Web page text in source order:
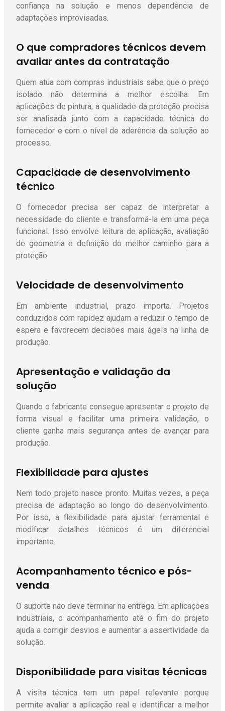
confiança na solução e menos dependência de
adaptações improvisadas.
O que compradores técnicos devem
avaliar antes da contratação
Quem atua com compras industriais sabe que o preço
isolado não determina a melhor escolha. Em
aplicações de pintura, a qualidade da proteção precisa
ser analisada junto com a capacidade técnica do
fornecedor e com o nível de aderência da solução ao
processo.
Capacidade de desenvolvimento
técnico
O fornecedor precisa ser capaz de interpretar a
necessidade do cliente e transformá-la em uma peça
funcional. Isso envolve leitura de aplicação, avaliação
de geometria e definição do melhor caminho para a
proteção.
Velocidade de desenvolvimento
Em ambiente industrial, prazo importa. Projetos
conduzidos com rapidez ajudam a reduzir o tempo de
espera e favorecem decisões mais ágeis na linha de
produção.
Apresentação e validação da
solução
Quando o fabricante consegue apresentar o projeto de
forma visual e facilitar uma primeira validação, o
cliente ganha mais segurança antes de avançar para
produção.
Flexibilidade para ajustes
Nem todo projeto nasce pronto. Muitas vezes, a peça
precisa de adaptação ao longo do desenvolvimento.
Por isso, a flexibilidade para ajustar ferramental e
modificar detalhes técnicos é um diferencial
importante.
Acompanhamento técnico e pós-
venda
O suporte não deve terminar na entrega. Em aplicações
industriais, o acompanhamento até o fim do projeto
ajuda a corrigir desvios e aumentar a assertividade da
solução.
Disponibilidade para visitas técnicas
A visita técnica tem um papel relevante porque
permite avaliar a aplicação real e identificar a melhor